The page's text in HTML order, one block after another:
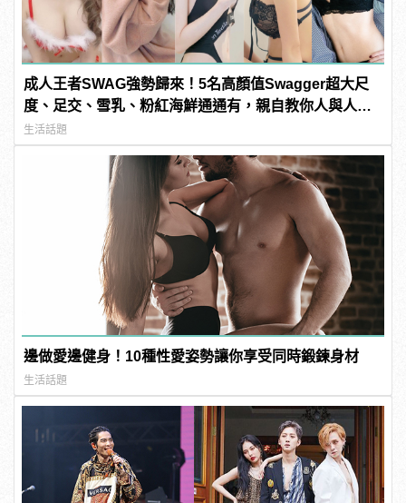
成人王者SWAG強勢歸來！5名高顏值Swagger超大尺
度、足交、雪乳、粉紅海鮮通通有，親自教你人與人的
連結！ | manfashion這樣變型男
生活話題
邊做愛邊健身！10種性愛姿勢讓你享受同時鍛鍊身材
生活話題